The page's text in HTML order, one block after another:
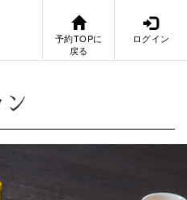
予約TOPに
戻る
ログイン